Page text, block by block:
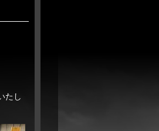
たし